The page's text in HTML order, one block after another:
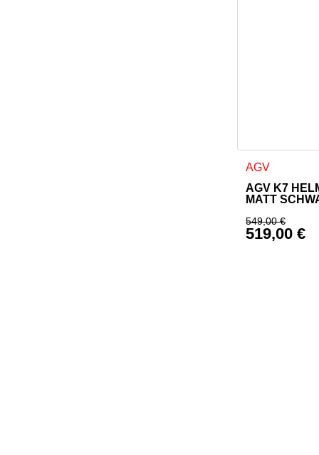
AGV
AGV K7
MATT
549,00€
519,00€
Dieses